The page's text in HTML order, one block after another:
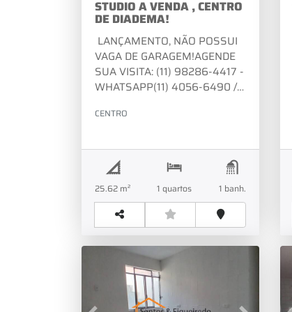
STUDIO A VENDA , CENTRO
DE DIADEMA!
LANÇAMENTO, NÃO POSSUI
VAGA DE GARAGEM!AGENDE
SUA VISITA: (11) 98286-4417 -
WHATSAPP(11) 4056-6490 /
NOSSO SITE:
CENTRO
25.62 m² 1quartos 1 banh.